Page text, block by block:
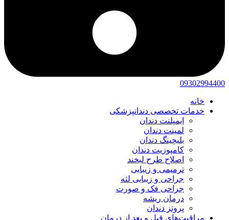
09302994400
خانه
خدمات تخصصی دندانپزشکی
ایمپلنت دندان
لمینت دندان
بلیچینگ دندان
کامپوزیت دندان
اصلاح طرح لبخند
ترمیمی و زیبایی
جراحی و زیبایی لثه
جراحی فک و صورت
درمان ریشه
پروتز دندان
مراقبت‌های قبل و بعد از درمان